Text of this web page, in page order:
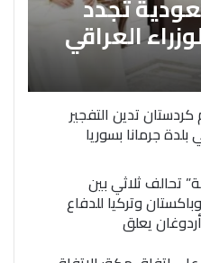
العراقي
كردستان تدين التفجير
بلدة جرمانا بسوريا
تحالف ثلاثي بين
وتركيا للدفاع
يعلق